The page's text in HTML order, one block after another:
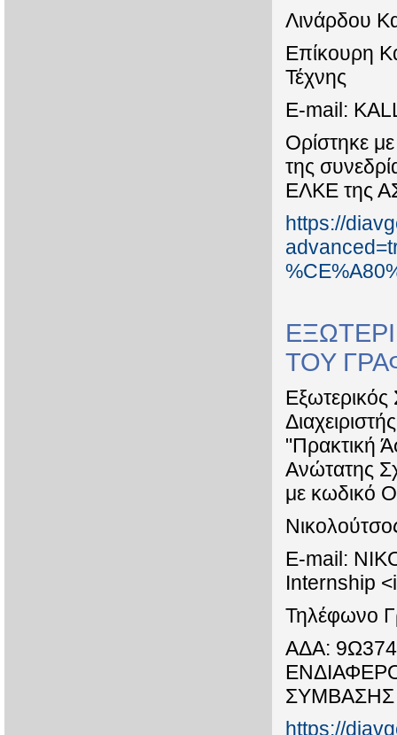
Λινάρδου
Επίκουρη
Τέχνης
E-mail:
Ορίστηκε
της
ΕΛΚΕ της
https://
ΤΟΥ
Εξωτερικός
"Πρακτική
Ανώτατης
με κωδικό
E-mail:
Internship
Τηλέφωνο
ΑΔΑ:
ΣΥΜΒΑΣΗΣ
https://